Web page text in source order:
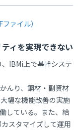
ァイル）
ィを実現できない
IBMi上で基幹システ
んり、鋼材・副資材
幅な機能改善の実施
している。また、給
スタマイズして運用